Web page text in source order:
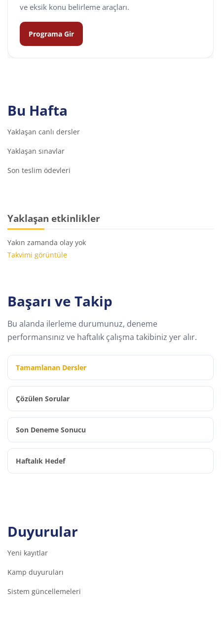
ve eksik konu belirleme araçları.
Programa Gir
Bu Hafta
Yaklaşan canlı dersler
Yaklaşan sınavlar
Son teslim ödevleri
Yaklaşan etkinlikler
Yakın zamanda olay yok
Takvimi görüntüle
Başarı ve Takip
Bu alanda ilerleme durumunuz, deneme
performansınız ve haftalık çalışma takibiniz yer alır.
Tamamlanan Dersler
Çözülen Sorular
Son Deneme Sonucu
Haftalık Hedef
Duyurular
Yeni kayıtlar
Kamp duyuruları
Sistem güncellemeleri